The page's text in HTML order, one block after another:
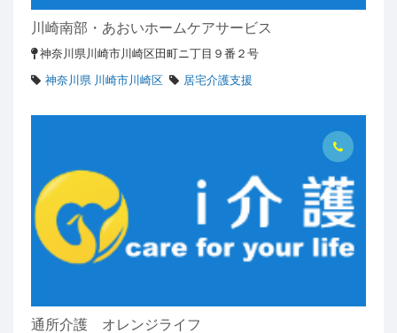
川崎南部・あおいホームケアサービス
神奈川県川崎市川崎区田町ニ丁目９番２号
神奈川県 川崎市川崎区
居宅介護支援
通所介護 オレンジライフ